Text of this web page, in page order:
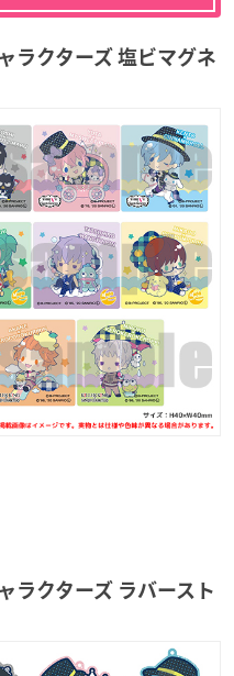
ラクターズ 塩ビマグネ
ラクターズ ラバースト